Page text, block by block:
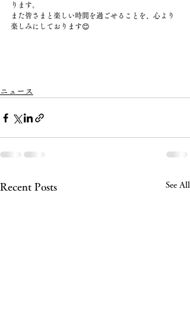
ります。
また皆さまと楽しい時間を過ごせることを、心より
楽しみにしております😊
ニュース
Recent Posts See All